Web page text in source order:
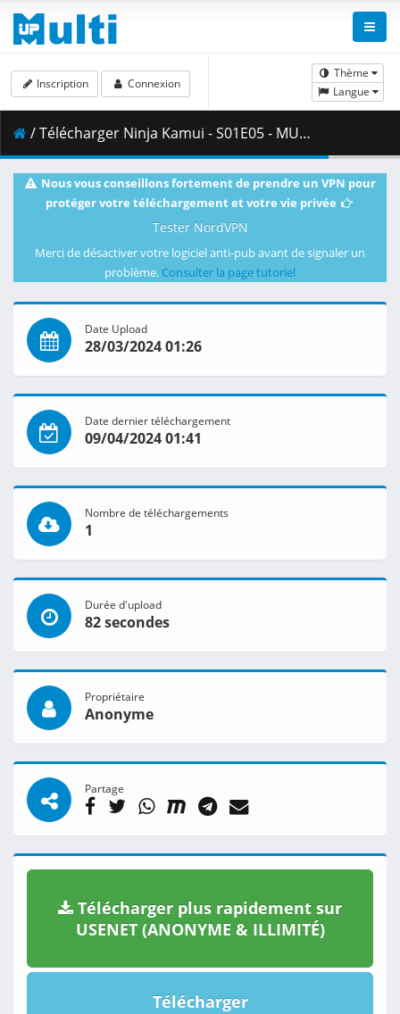
Thème
Langue
Inscription Connexion
/ Télécharger Ninja Kamui - S01E05 - MULTi 1080p WEB H.264 -NanDesuKa (HMAX).mkv.001 ( 497.88 MB )
Nous vous conseillons fortement de prendre un VPN pour
protéger votre téléchargement et votre vie privée
Tester NordVPN
Merci de désactiver votre logiciel anti-pub avant de signaler un
problème. Consulter la page tutoriel
Date Upload
28/03/2024 01:26
Date dernier téléchargement
09/04/2024 01:41
Nombre de téléchargements
1
Durée d'upload
82 secondes
Propriétaire
Anonyme
Partage
Télécharger plus rapidement sur
USENET (ANONYME & ILLIMITÉ)
Télécharger